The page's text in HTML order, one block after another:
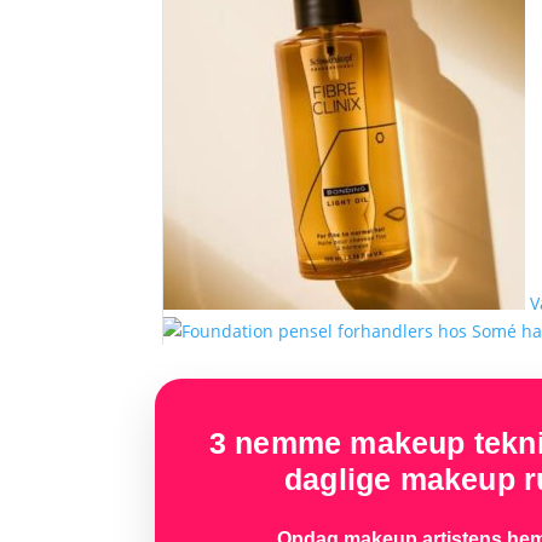
3 nemme makeup
daglige makeup